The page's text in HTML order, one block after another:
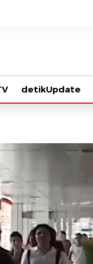
detikUpdate